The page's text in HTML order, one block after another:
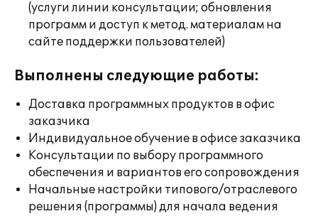
(услуги линии консультации; обновления
программ и доступ к метод. материалам на
сайте поддержки пользователей)
Выполнены следующие работы:
Доставка программных продуктов в офис
заказчика
Индивидуальное обучение в офисе заказчика
Консультации по выбору программного
обеспечения и вариантов его сопровождения
Начальные настройки типового/отраслевого
решения (программы) для начала ведения